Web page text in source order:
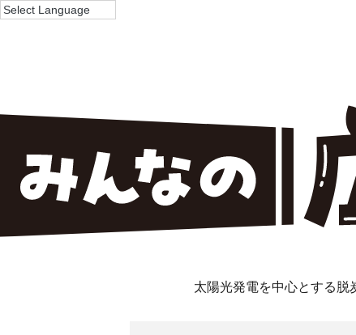
太陽光発電を中心とする脱